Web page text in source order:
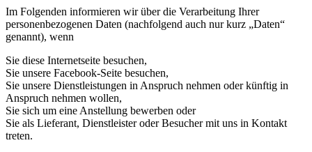
Im Folgenden informieren wir über die Verarbeitung Ihrer
personenbezogenen Daten (nachfolgend auch nur kurz „Daten“
genannt), wenn
Sie diese Internetseite besuchen,
Sie unsere Facebook-Seite besuchen,
Sie unsere Dienstleistungen in Anspruch nehmen oder künftig in
Anspruch nehmen wollen,
Sie sich um eine Anstellung bewerben oder
Sie als Lieferant, Dienstleister oder Besucher mit uns in Kontakt
treten.